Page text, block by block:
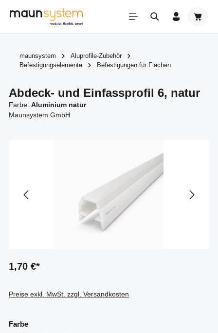
Zum Hauptinhalt springen
maunsystem
Aluprofile-Zubehör
Befestigungselemente
Befestigungen für Flächen
Abdeck- und Einfassprofil 6, natur
Farbe: Aluminium natur
Maunsystem GmbH
1,70 €*
Preise exkl. MwSt. zzgl. Versandkosten
Farbeauswählen